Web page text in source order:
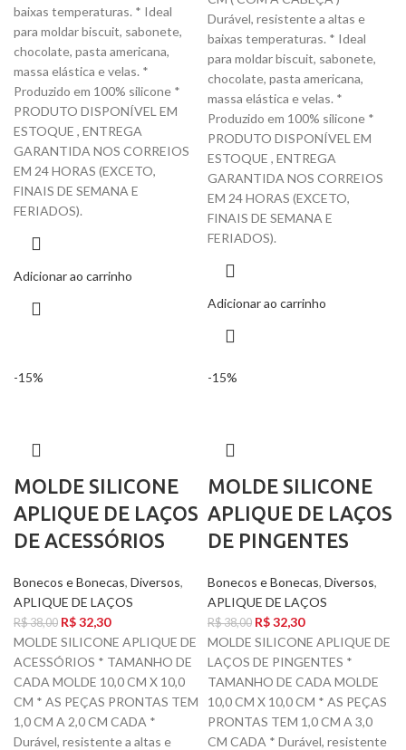
baixas temperaturas. * Ideal
para moldar biscuit, sabonete,
chocolate, pasta americana,
massa elástica e velas. *
Produzido em 100% silicone *
PRODUTO DISPONÍVEL EM
ESTOQUE , ENTREGA
GARANTIDA NOS CORREIOS
EM 24 HORAS (EXCETO,
FINAIS DE SEMANA E
FERIADOS).
Adicionar ao carrinho
Durável, resistente a altas e
baixas temperaturas. * Ideal
para moldar biscuit, sabonete,
chocolate, pasta americana,
massa elástica e velas. *
Produzido em 100% silicone *
PRODUTO DISPONÍVEL EM
ESTOQUE , ENTREGA
GARANTIDA NOS CORREIOS
EM 24 HORAS (EXCETO,
FINAIS DE SEMANA E
FERIADOS).
Adicionar ao carrinho
-15%
MOLDE SILICONE
APLIQUE DE LAÇOS
DE ACESSÓRIOS
Bonecos e Bonecas, Diversos,
APLIQUE DE LAÇOS
R$38,00 R$32,30
MOLDE SILICONE APLIQUE DE
ACESSÓRIOS * TAMANHO DE
CADA MOLDE 10,0 CM X 10,0
CM * AS PEÇAS PRONTAS TEM
1,0 CM A 2,0 CM CADA *
Durável, resistente a altas e
-15%
MOLDE SILICONE
APLIQUE DE LAÇOS
DE PINGENTES
Bonecos e Bonecas, Diversos,
APLIQUE DE LAÇOS
R$38,00 R$32,30
MOLDE SILICONE APLIQUE DE
LAÇOS DE PINGENTES *
TAMANHO DE CADA MOLDE
10,0 CM X 10,0 CM * AS PEÇAS
PRONTAS TEM 1,0 CM A 3,0
CM CADA * Durável, resistente